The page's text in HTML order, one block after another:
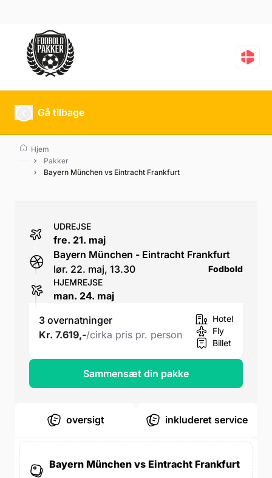
Bayern München vs
Gå tilbage
Hjem
Pakker
Bayern München vs Eintracht Frankfurt
oversigt inkluderet service
Bayern München vs Eintracht Frankfurt
UDREJSE
fre. 21. maj
Bayern München - Eintracht Frankfurt
lør. 22. maj, 13.30
Fodbold
HJEMREJSE
man. 24. maj
3 overnatninger
Kr. 7.619,-/cirka pris pr. person
Hotel
Fly
Billet
Sammensæt din pakke